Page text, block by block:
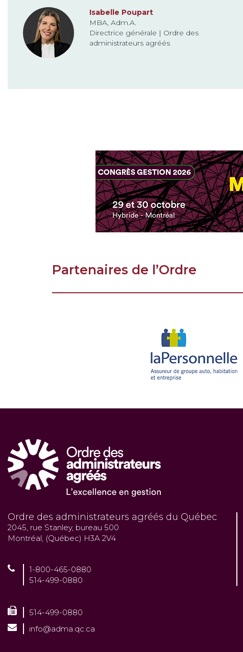
Isabelle Poupart
MBA, Adm.A.
Directrice générale | Ordre des
administrateurs agréés
Partenaires de l’Ordre
Ordre des administrateurs agréés du Québec
2045, rue Stanley, bureau 500
Montréal, (Québec) H3A 2V4
1-800-465-0880
514-499-0880
514-499-0880
info@adma.qc.ca